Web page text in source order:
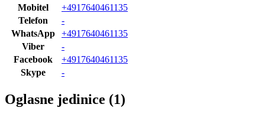
Mobitel
+4917640461135
Telefon
-
WhatsApp
+4917640461135
Viber
-
Facebook
+4917640461135
Skype
-
Oglasne jedinice (1)